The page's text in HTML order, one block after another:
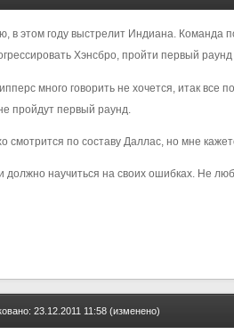
в этом году выстрелит Индиана. Команда
Хэнсбро, пройти первый
много говорить не хочется, итак
пройдут первый раунд.
смотрится по составу Даллас, но мне
должно научиться на своих ошибках. Не
23.12.2011 11:58 (изменено)